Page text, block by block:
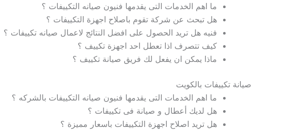
ما اهم الخدمات التى يقدمها فنيون صيانه التكييفات ؟
هل تبحث عن شركة تقوم باصلاح اجهزة التكييفات ؟
فنيه هل تريد الحصول على افضل النتائج لاعمال صيانه تكييفات ؟
كيف تتصرف اذا تعطل احد اجهزة تكييف ؟
ماذا يمكن ان يفعل لك فريق صيانة تكييف ؟
صيانة تكييفات بالكويت
ما اهم الخدمات التى يقدمها فنيون صيانه التكييفات بالشركه ؟
هل لديك أعطال و صيانة فى تكييفات ؟
هل تريد اصلاح اجهزة التكييفات باسعار مميزة ؟